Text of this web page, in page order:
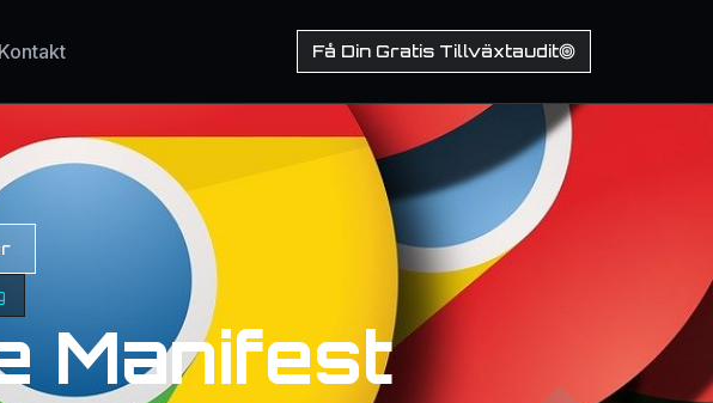
Kontakt Få Din Gratis Tillväxtaudit
Manifest